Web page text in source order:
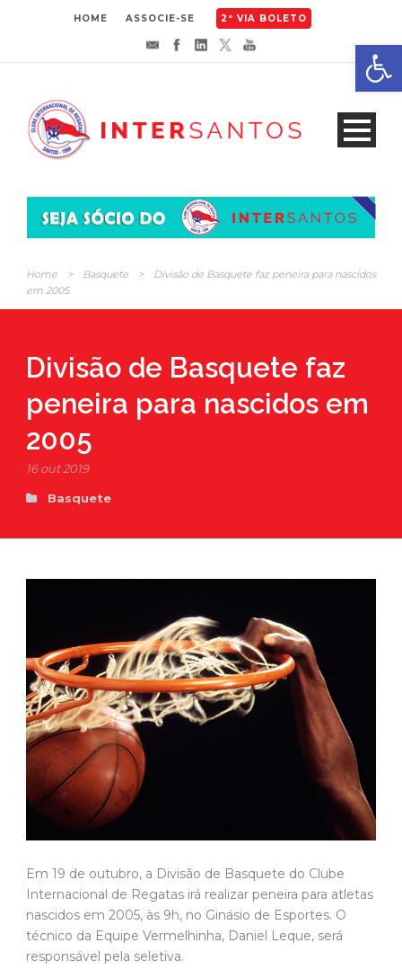
HOME ASSOCIE-SE 2ª VIA BOLETO
Home > Basquete >
Divisão de Basquete faz peneira para nascidos
em 2005
Divisão de Basquete faz
peneira para nascidos em
2005
16 out 2019
Basquete
Em 19 de outubro, a Divisão de Basquete do Clube
Internacional de Regatas irá realizar peneira para atletas
nascidos em 2005, às 9h, no Ginásio de Esportes. O
técnico da Equipe Vermelhinha, Daniel Leque, será
responsável pela seletiva.
Abrir